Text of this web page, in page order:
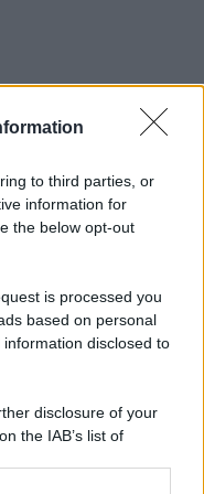
to third parties, or
information for
the below opt-out
is processed you
based on personal
disclosed to
disclosure of your
the IAB’s list of